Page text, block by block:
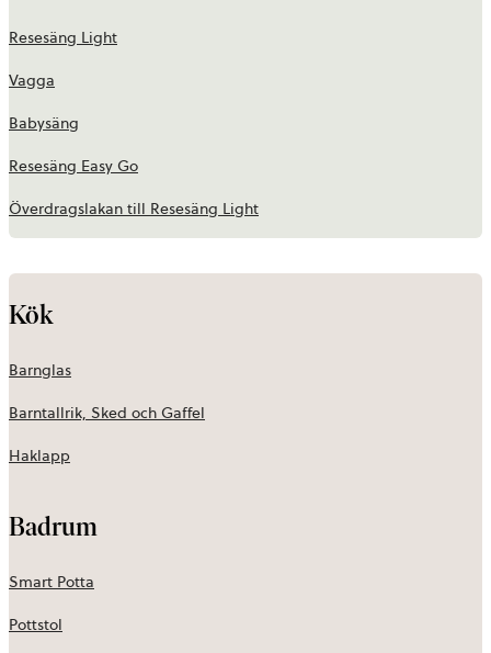
Resesäng Light
Vagga
Babysäng
Resesäng Easy Go
Överdragslakan till Resesäng Light
Kök
Barnglas
Barntallrik, Sked och Gaffel
Haklapp
Badrum
Smart Potta
Pottstol